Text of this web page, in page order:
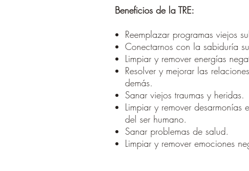
Beneficios de la TRE:
Reemplazar programas viejos
Conectarnos con la sabiduría
Limpiar y remover energías
Resolver y mejorar las
demás.
Sanar viejos traumas y heridas.
Limpiar y remover desarmonías
del ser humano.
Sanar problemas de salud.
Limpiar y remover emociones